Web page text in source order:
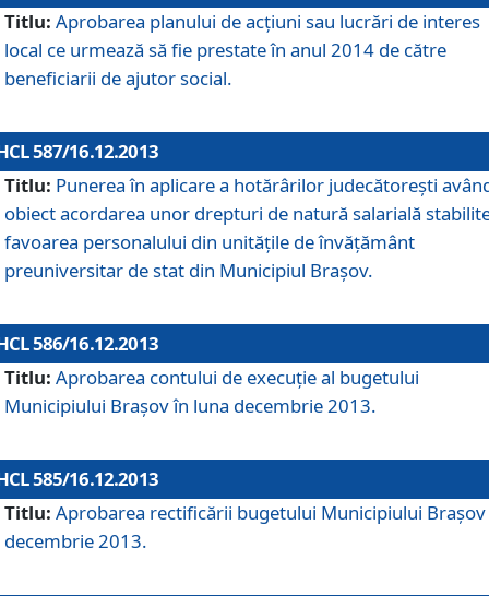
Titlu: Aprobarea planului de acţiuni sau lucrări de interes
local ce urmează să fie prestate în anul 2014 de către
beneficiarii de ajutor social.
587/16.12.2013
Titlu: Punerea în aplicare a hotărârilor judecătoreşti
obiect acordarea unor drepturi de natură salarială
favoarea personalului din unităţile de învăţământ
preuniversitar de stat din Municipiul Braşov.
586/16.12.2013
Titlu: Aprobarea contului de execuţie al bugetului
Municipiului Braşov în luna decembrie 2013.
585/16.12.2013
Titlu: Aprobarea rectificării bugetului Municipiului Braşov
decembrie 2013.